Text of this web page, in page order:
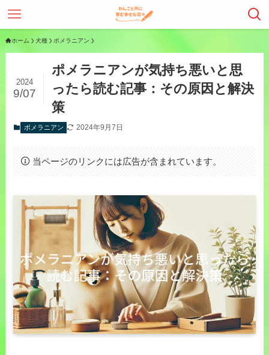
ホーム 犬種 ポメラニアン
ポメラニアンが気持ち悪いと思
ったら読む記事：その原因と解決
策
2024
9/07
ポメラニアン 2024年9月7日
当ページのリンクには広告が含まれています。